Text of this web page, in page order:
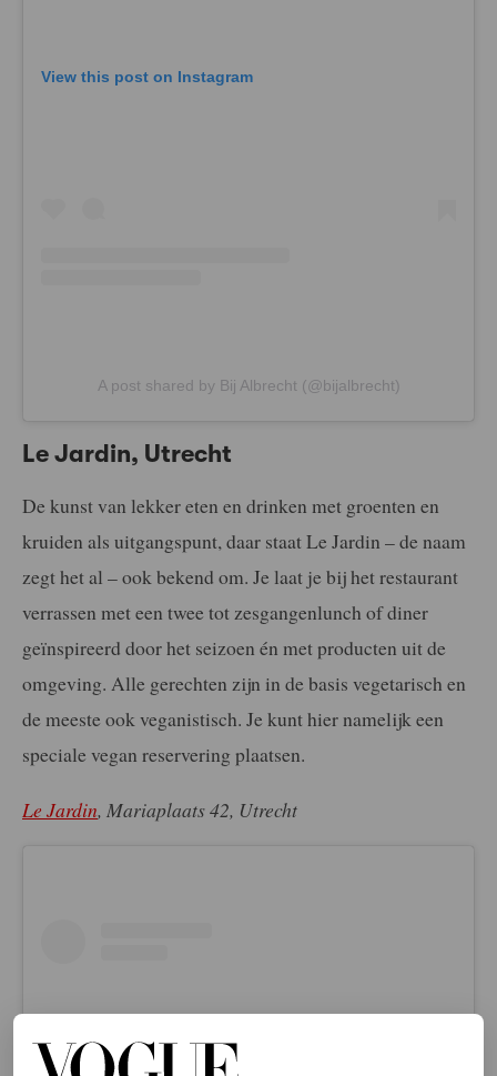
View this post on Instagram
A post shared by Bij Albrecht (@bijalbrecht)
Le Jardin, Utrecht
De kunst van lekker eten en drinken met groenten en
kruiden als uitgangspunt, daar staat Le Jardin – de naam
zegt het al – ook bekend om. Je laat je bij het restaurant
verrassen met een twee tot zesgangenlunch of diner
geïnspireerd door het seizoen én met producten uit de
omgeving. Alle gerechten zijn in de basis vegetarisch en
de meeste ook veganistisch. Je kunt hier namelijk een
speciale vegan reservering plaatsen.
Le Jardin, Mariaplaats 42, Utrecht